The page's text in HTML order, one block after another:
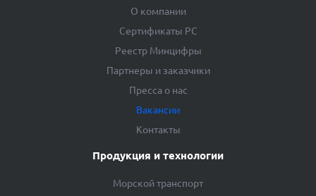
О компании
Сертификаты РС
Реестр Минцифры
Партнеры и заказчики
Пресса о нас
Вакансии
Контакты
Продукция и технологии
Морской транспорт